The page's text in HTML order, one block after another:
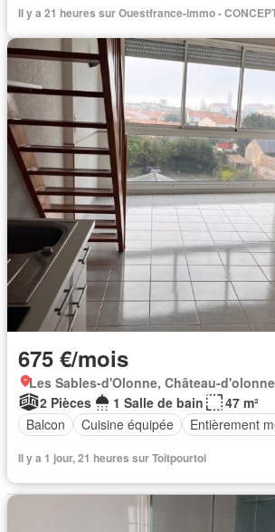
Il y a 21 heures sur Ouestfrance-immo -
675 €/mois
Les Sables-d'Olonne, Château-d'olonne
2 Pièces
1 Salle de bain
47 m²
Balcon
Cuisine équipée Entièrement
Il y a 1 jour, 21 heures sur Toitpourtoi